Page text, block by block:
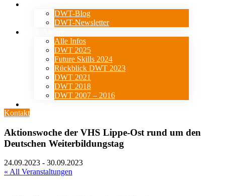
DWT-Blog
DWT-Newsletter
Alle Infos
DWT 2025
Future Skills 2024
Rückblick DWT 2023
DWT 2021
DWT 2018
DWT 2007 – 2016
Kontakt
Aktionswoche der VHS Lippe-Ost rund um den
Deutschen Weiterbildungstag
24.09.2023 - 30.09.2023
« All Veranstaltungen